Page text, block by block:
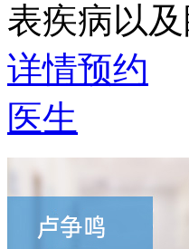
表疾病以
详情预约
医生